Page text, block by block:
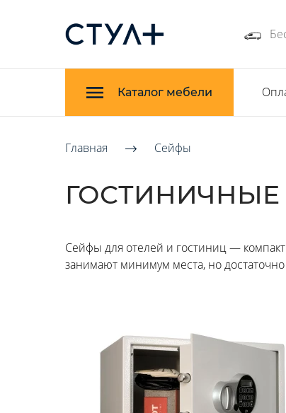
Каталог мебели
Главная Сейфы
Сейфы для отелей и гостиниц —
занимают минимум места, но